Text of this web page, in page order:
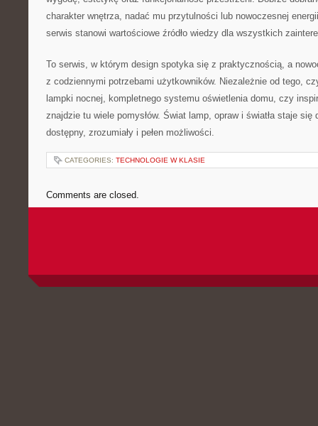
charakter wnętrza, nadać mu przytulności lub nowoczesnej
serwis stanowi wartościowe źródło wiedzy dla wszystkich
To serwis, w którym design spotyka się z praktycznością, a
z codziennymi potrzebami użytkowników. Niezależnie od tego,
lampki nocnej, kompletnego systemu oświetlenia domu, czy
znajdzie tu wiele pomysłów. Świat lamp, opraw i światła staje
dostępny, zrozumiały i pełen możliwości.
CATEGORIES: TECHNOLOGIE W KLASIE
Comments are closed.